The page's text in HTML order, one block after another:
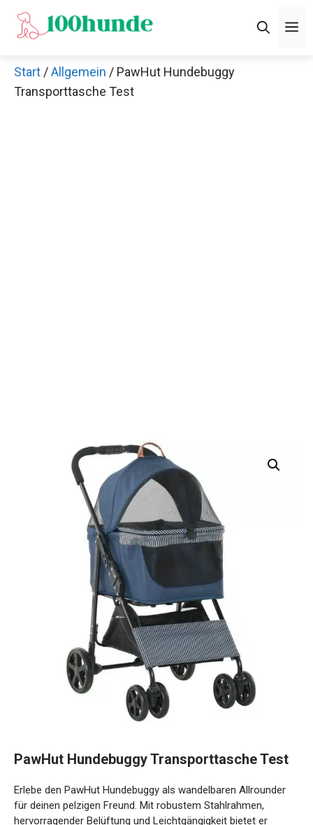
Zum
Inhalt
Start /Allgemein / PawHut Hundebuggy
Transporttasche Test
PawHut Hundebuggy Transporttasche Test
Erlebe den PawHut Hundebuggy als wandelbaren Allrounder
für deinen pelzigen Freund. Mit robustem Stahlrahmen,
hervorragender Belüftung und Leichtgängigkeit bietet er